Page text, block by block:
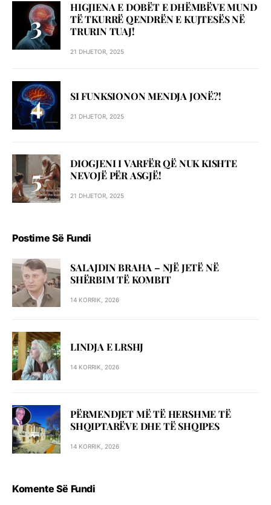
HIGJIENA E DOBËT E DHËMBËVE MUND
TË TKURRË QENDRËN E KUJTESËS NË
TRURIN TUAJ!
21 DHJETOR, 2025
SI FUNKSIONON MENDJA JONË?!
21 DHJETOR, 2025
DIOGJENI I VARFËR QË NUK KISHTE
NEVOJË PËR ASGJË!
21 DHJETOR, 2025
Postime Së Fundi
SALAJDIN BRAHA – NJЁ JETЁ NЁ
SHЁRBIM TЁ KOMBIT
14 KORRIK, 2026
LINDJA E LRSHJ
14 KORRIK, 2026
PËRMENDJET MË TË HERSHME TË
SHQIPTARËVE DHE TË SHQIPES
14 KORRIK, 2026
Komente Së Fundi